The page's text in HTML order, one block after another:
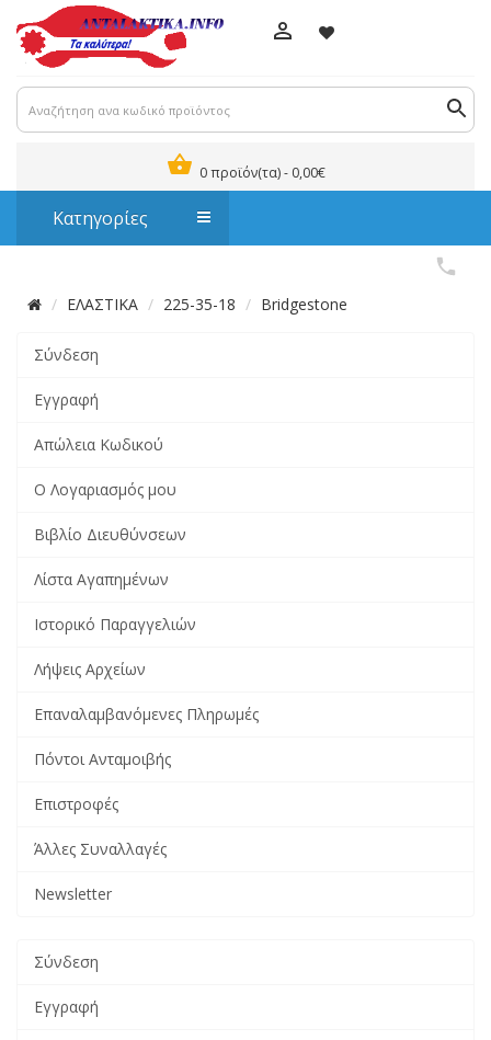
0 προϊόν(τα) - 0,00€
Κατηγορίες
ΕΛΑΣΤΙΚΑ 225-35-18 Bridgestone
Σύνδεση
Εγγραφή
Απώλεια Κωδικού
Ο Λογαριασμός μου
Βιβλίο Διευθύνσεων
Λίστα Αγαπημένων
Ιστορικό Παραγγελιών
Λήψεις Αρχείων
Επαναλαμβανόμενες Πληρωμές
Πόντοι Ανταμοιβής
Επιστροφές
Άλλες Συναλλαγές
Newsletter
Σύνδεση
Εγγραφή